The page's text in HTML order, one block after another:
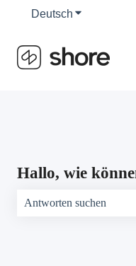
Deutsch Untermenü
Hallo, wie